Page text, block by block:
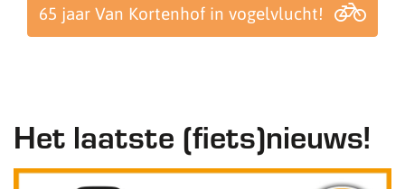
65 jaar Van Kortenhof in vogelvlucht!
Het laatste (fiets)nieuws!